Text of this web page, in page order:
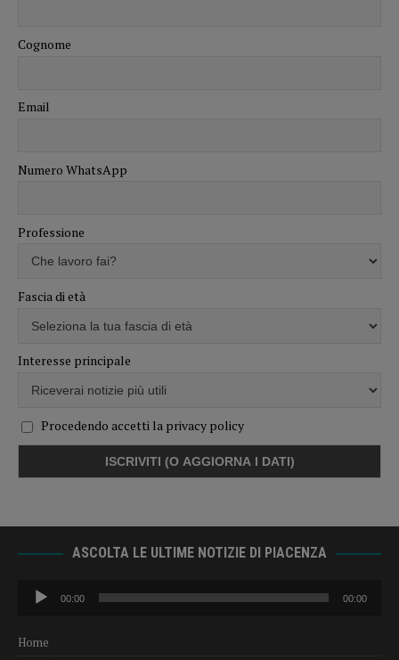
Cognome
Email
Numero WhatsApp
Professione
Fascia di età
Interesse principale
Procedendo accetti la privacy policy
ASCOLTA LE ULTIME NOTIZIE DI PIACENZA
Audio
Player
00:00 00:00
Home